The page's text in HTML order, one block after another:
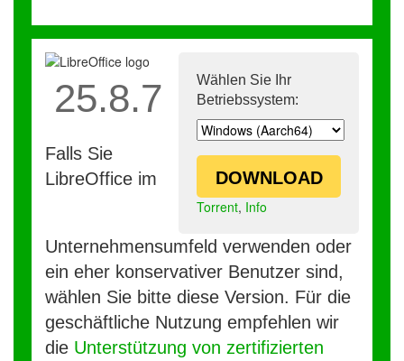
Wählen Sie Ihr
Betriebssystem:
DOWNLOAD
Torrent, Info
25.8.7
Falls Sie
LibreOffice im
Unternehmensumfeld verwenden oder
ein eher konservativer Benutzer sind,
wählen Sie bitte diese Version. Für die
geschäftliche Nutzung empfehlen wir
die Unterstützung von zertifizierten